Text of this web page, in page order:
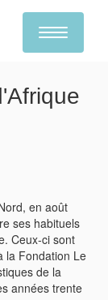
Toggle
navigation
en août
ses habituels
Ceux-ci sont
la Fondation Le
de la
années trente